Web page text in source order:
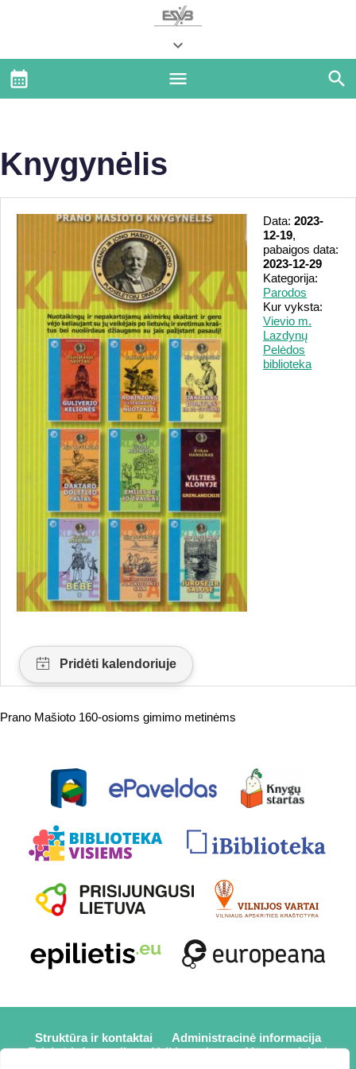
Knygynėlis
Data: 2023-
12-19,
pabaigos data:
2023-12-29
Kategorija:
Parodos
Kur vyksta:
Vievio m.
Lazdynų
Pelėdos
biblioteka
Prano Mašioto 160-osioms gimimo metinėms
Struktūra ir kontaktai
Administracinė informacija
Teisinė informacija
Veiklos sritys
Mūsų projektai